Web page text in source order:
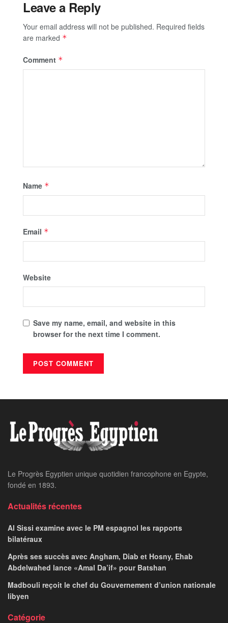
Leave a Reply
Your email address will not be published. Required fields
are marked *
Comment *
Name *
Email *
Website
Save my name, email, and website in this
browser for the next time I comment.
Le Progrès Egyptien unique quotidien francophone en Egypte,
fondé en 1893.
Actualités récentes
Al Sissi examine avec le PM espagnol les rapports
bilatéraux
Après ses succès avec Angham, Diab et Hosny, Ehab
Abdelwahed lance «Amal Da’if» pour Batshan
Madbouli reçoit le chef du Gouvernement d’union nationale
libyen
Catégorie